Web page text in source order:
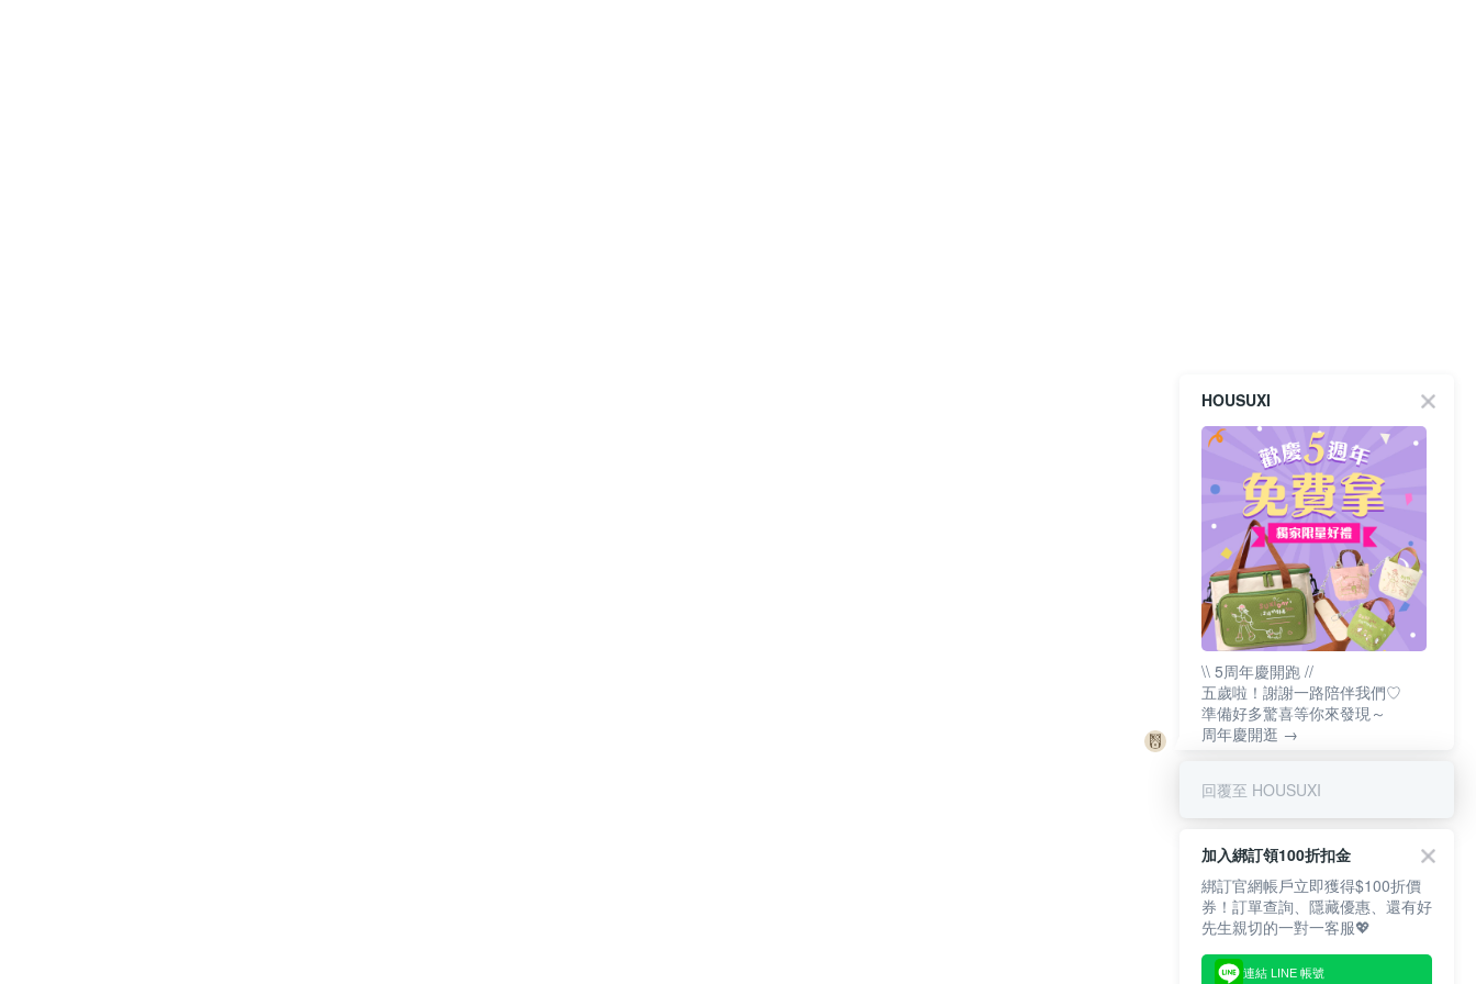
HOUSUXI
\\ 5周年慶開跑 //
五歲啦！謝謝一路陪伴我們♡
準備好多驚喜等你來發現～
周年慶開逛 →
回覆至 HOUSUXI
加入綁訂領100折扣金
綁訂官網帳戶立即獲得$100折價
券！訂單查詢、隱藏優惠、還有好
先生親切的一對一客服💖
連結 LINE 帳號